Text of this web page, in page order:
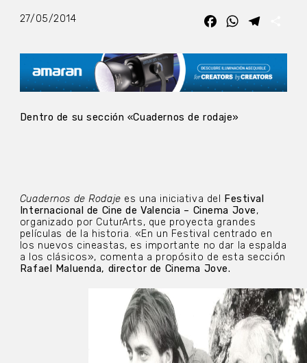
27/05/2014 FacebookWhatsApp
Dentro de su sección «Cuadernos de rodaje»
Cuadernos de Rodaje es una iniciativa del
Festival
Internacional de Cine de Valencia – Cinema Jove,
organizado por CuturArts, que proyecta grandes
películas de la historia. «En un Festival centrado en
los nuevos cineastas, es importante no dar la espalda
a los clásicos», comenta a propósito de esta sección
Rafael Maluenda, director de Cinema Jove.